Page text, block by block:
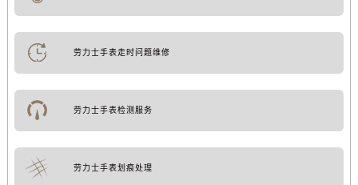
劳力士手表走时问题维修
劳力士手表检测服务
劳力士手表划痕处理